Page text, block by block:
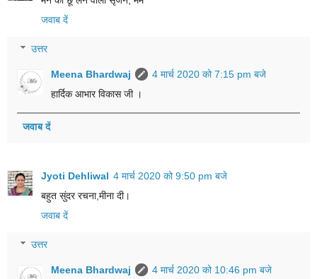
जवाब दें
उत्तर
Meena Bhardwaj
4 मार्च 2020 को 7:15 pm बजे
हार्दिक आभार विकास जी ।
जवाब दें
Jyoti Dehliwal 4 मार्च 2020 को 9:50 pm बजे
बहुत सुंदर रचना,मीना दी।
जवाब दें
उत्तर
Meena Bhardwaj
4 मार्च 2020 को 10:46 pm बजे